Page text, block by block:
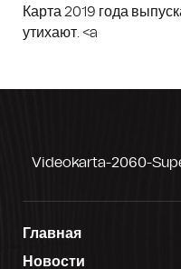
Карта 2019 года
утихают. <a
Videokarta-2060-
Главная
Новости